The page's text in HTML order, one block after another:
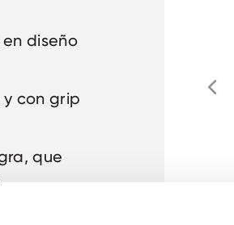
diseño
con grip
que
de gel